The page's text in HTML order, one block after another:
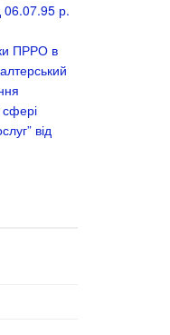
06.07.95 р.
ПРРО в
сфері
від